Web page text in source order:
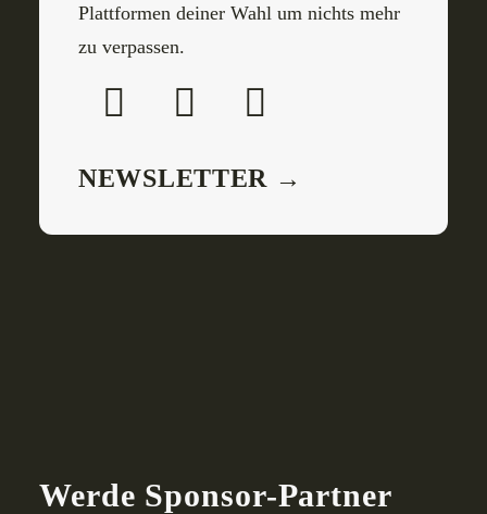
Plattformen deiner Wahl um nichts mehr
zu verpassen.
NEWSLETTER →
Werde Sponsor-Partner